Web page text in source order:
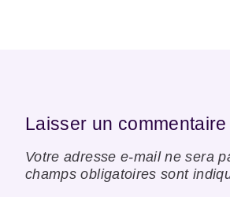
Laisser un commentaire
Votre adresse e-mail ne sera
champs obligatoires sont